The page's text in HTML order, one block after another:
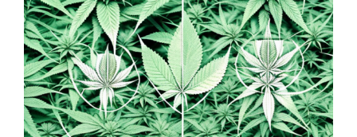
grösseres
Bild